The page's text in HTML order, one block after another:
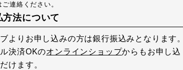
ご連絡ください。
方法について
よりお申し込みの方は銀行振込みとなります。
決済OKのオンラインショップからもお申し込
けます。